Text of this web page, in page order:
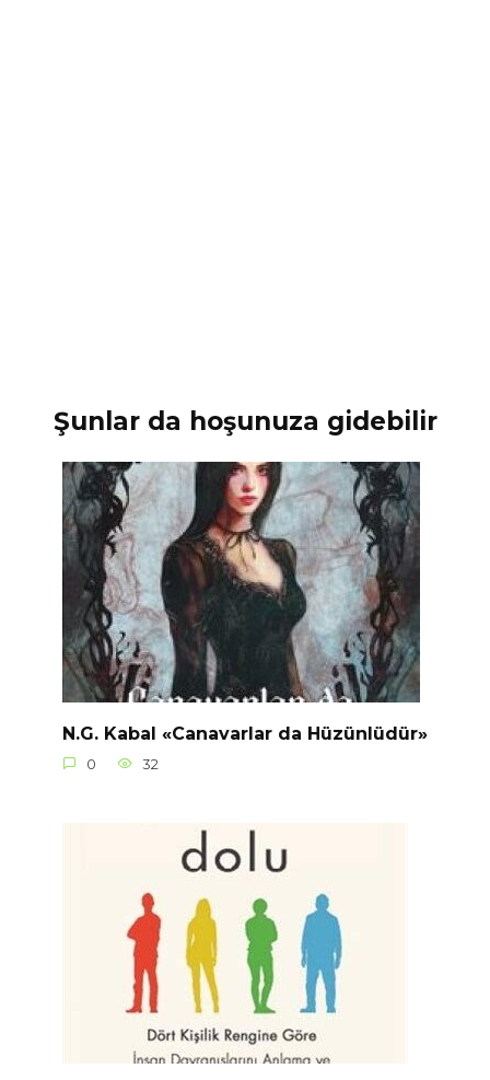
Şunlar da hoşunuza gidebilir
N.G. Kabal «Canavarlar da Hüzünlüdür»
0 32